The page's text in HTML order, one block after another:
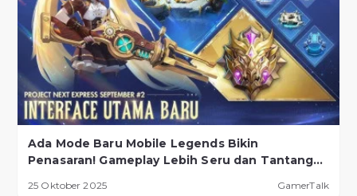
Ada Mode Baru Mobile Legends Bikin
Penasaran! Gameplay Lebih Seru dan Tantangan
25 Oktober 2025 GamerTalk